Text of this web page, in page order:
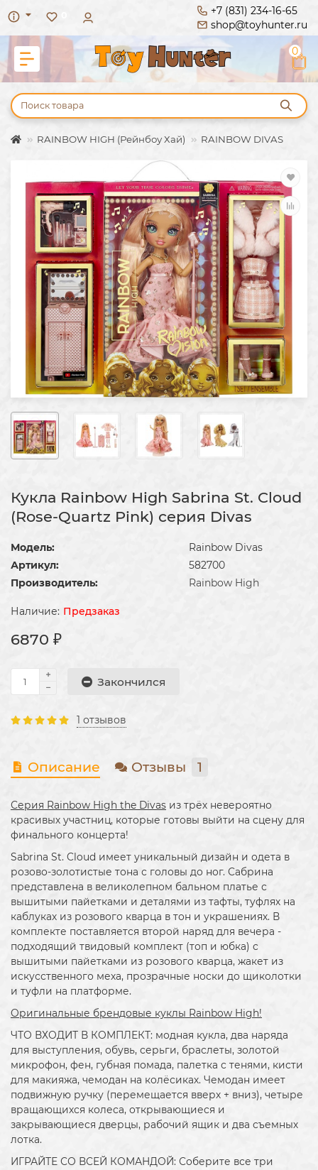
+7 (831) 234-16-65
shop@toyhunter.ru
0
RAINBOW HIGH (Рейнбоу Хай) RAINBOW DIVAS
Кукла Rainbow High Sabrina St. Cloud
(Rose-Quartz Pink) серия Divas
Модель:
Rainbow Divas
Артикул:
582700
Производитель:
Rainbow High
Предзаказ
6870 ₽
Закончился
1 отзывов
Описание Отзывы 1
Серия Rainbow High the Divas из трёх невероятно
красивых участниц, которые готовы выйти на сцену для
финального концерта!
Sabrina St. Cloud имеет уникальный дизайн и одета в
розово-золотистые тона с головы до ног. Сабрина
представлена в великолепном бальном платье с
вышитыми пайетками и деталями из тафты, туфлях на
каблуках из розового кварца в тон и украшениях. В
комплекте поставляется второй наряд для вечера -
подходящий твидовый комплект (топ и юбка) с
вышитыми пайетками из розового кварца, жакет из
искусственного меха, прозрачные носки до щиколотки
и туфли на платформе.
Оригинальные брендовые куклы Rainbow High!
ЧТО ВХОДИТ В КОМПЛЕКТ: модная кукла, два наряда
для выступления, обувь, серьги, браслеты, золотой
микрофон, фен, губная помада, палетка с тенями, кисти
для макияжа, чемодан на колёсиках. Чемодан имеет
подвижную ручку (перемещается вверх + вниз), четыре
вращающихся колеса, открывающиеся и
закрывающиеся дверцы, рабочий ящик и два съемных
лотка.
ИГРАЙТЕ СО ВСЕЙ КОМАНДОЙ: Соберите все три